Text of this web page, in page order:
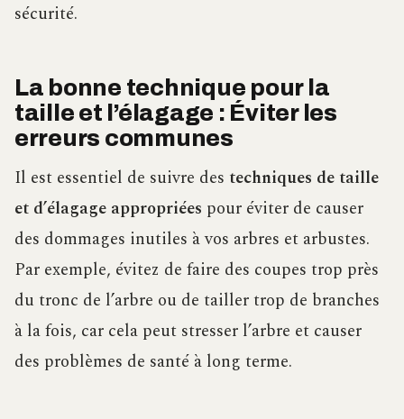
sécurité.
La bonne technique pour la
taille et l’élagage : Éviter les
erreurs communes
Il est essentiel de suivre des techniques de taille
et d’élagage appropriées pour éviter de causer
des dommages inutiles à vos arbres et arbustes.
Par exemple, évitez de faire des coupes trop près
du tronc de l’arbre ou de tailler trop de branches
à la fois, car cela peut stresser l’arbre et causer
des problèmes de santé à long terme.